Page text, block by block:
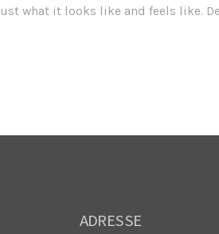
what it looks like and feels like.
ADRESSE